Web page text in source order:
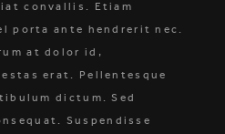
convallis. Etiam
porta ante hendrerit nec.
at dolor id,
erat. Pellentesque
dictum. Sed
Suspendisse